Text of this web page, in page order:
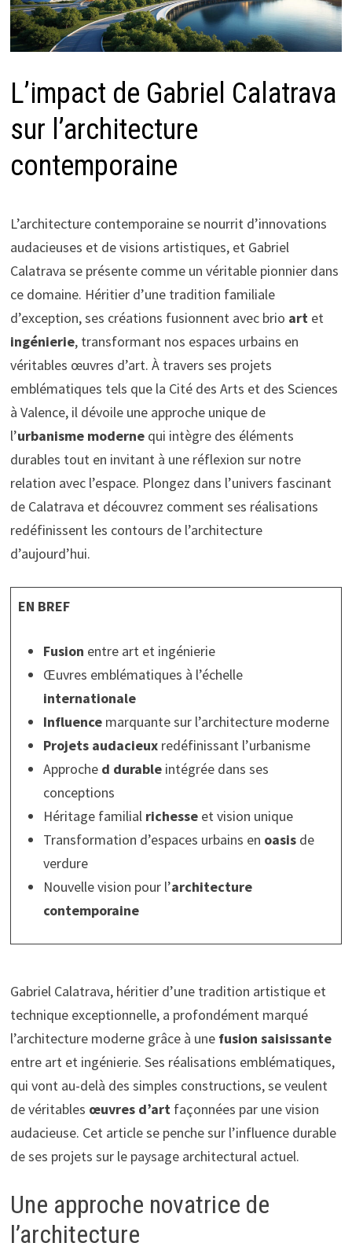
L’impact de Gabriel Calatrava
sur l’architecture
contemporaine
L’architecture contemporaine se nourrit d’innovations
audacieuses et de visions artistiques, et Gabriel
Calatrava se présente comme un véritable pionnier dans
ce domaine. Héritier d’une tradition familiale
d’exception, ses créations fusionnent avec brio artet
ingénierie, transformant nos espaces urbains en
véritables œuvres d’art. À travers ses projets
emblématiques tels que la Cité des Arts et des Sciences
à Valence, il dévoile une approche unique de
l’urbanisme modernequi intègre des éléments
durables tout en invitant à une réflexion sur notre
relation avec l’espace. Plongez dans l’univers fascinant
de Calatrava et découvrez comment ses réalisations
redéfinissent les contours de l’architecture
d’aujourd’hui.
EN BREF
Fusion entre art et ingénierie
Œuvres emblématiques à l’échelle
internationale
Influencemarquante sur l’architecture moderne
Projets audacieuxredéfinissant l’urbanisme
Approche d durableintégrée dans ses
conceptions
Héritage familial richesseet vision unique
Transformation d’espaces urbains en oasisde
verdure
Nouvelle vision pour l’architecture
contemporaine
Gabriel Calatrava, héritier d’une tradition artistique et
technique exceptionnelle, a profondément marqué
l’architecture moderne grâce à une fusion saisissante
entre art et ingénierie. Ses réalisations emblématiques,
qui vont au-delà des simples constructions, se veulent
de véritables œuvres d’artfaçonnées par une vision
audacieuse. Cet article se penche sur l’influence durable
de ses projets sur le paysage architectural actuel.
Une approche novatrice de
l’architecture